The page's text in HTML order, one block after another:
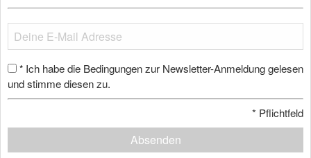
* Ich habe die Bedingungen zur Newsletter-Anmeldung gelesen
und stimme diesen zu.
* Pflichtfeld
Absenden